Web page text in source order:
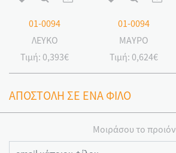
01-0094
ΛΕΥΚΟ
Τιμή: 0,393€
01-0094
ΜΑΥΡΟ
Τιμή: 0,624€
ΑΠΟΣΤΟΛΗ ΣΕ ΕΝΑ ΦΙΛΟ
Μοιράσου το προιόν